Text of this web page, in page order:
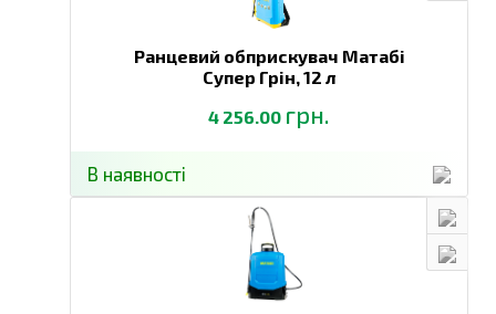
Ранцевий обприскувач Матабі
Супер Грін,12 л
4 256.00 грн.
В наявності